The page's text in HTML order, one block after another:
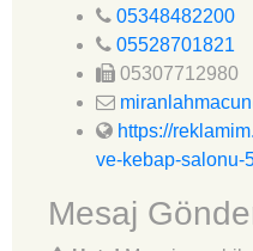
05348482200
05528701821
05307712980
https://
ve-kebap-salonu-
Mesaj